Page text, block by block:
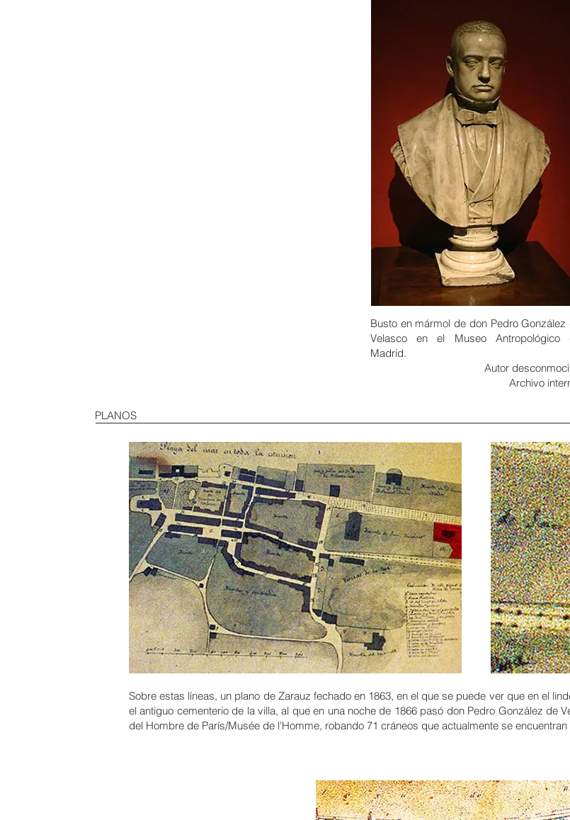
Busto en mármol de don Pedro González
Velasco en el Museo Antropológico
Madrid.
Autor
Archivo
PLANOS
Sobre estas líneas, un plano de Zarauz fechado en 1863, en el que se puede ver que en el
el antiguo cementerio de la villa, al que en una noche de 1866 pasó don Pedro González de
del Hombre de París/Musée de l'Homme, robando 71 cráneos que actualmente se